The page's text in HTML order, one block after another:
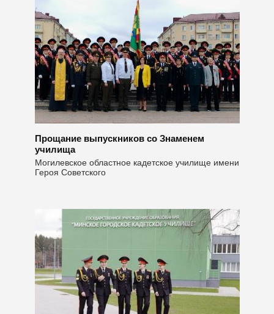
Прощание выпускников со Знаменем
училища
Могилевское областное кадетское училище имени
Героя Советского